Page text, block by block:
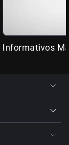
Informativos